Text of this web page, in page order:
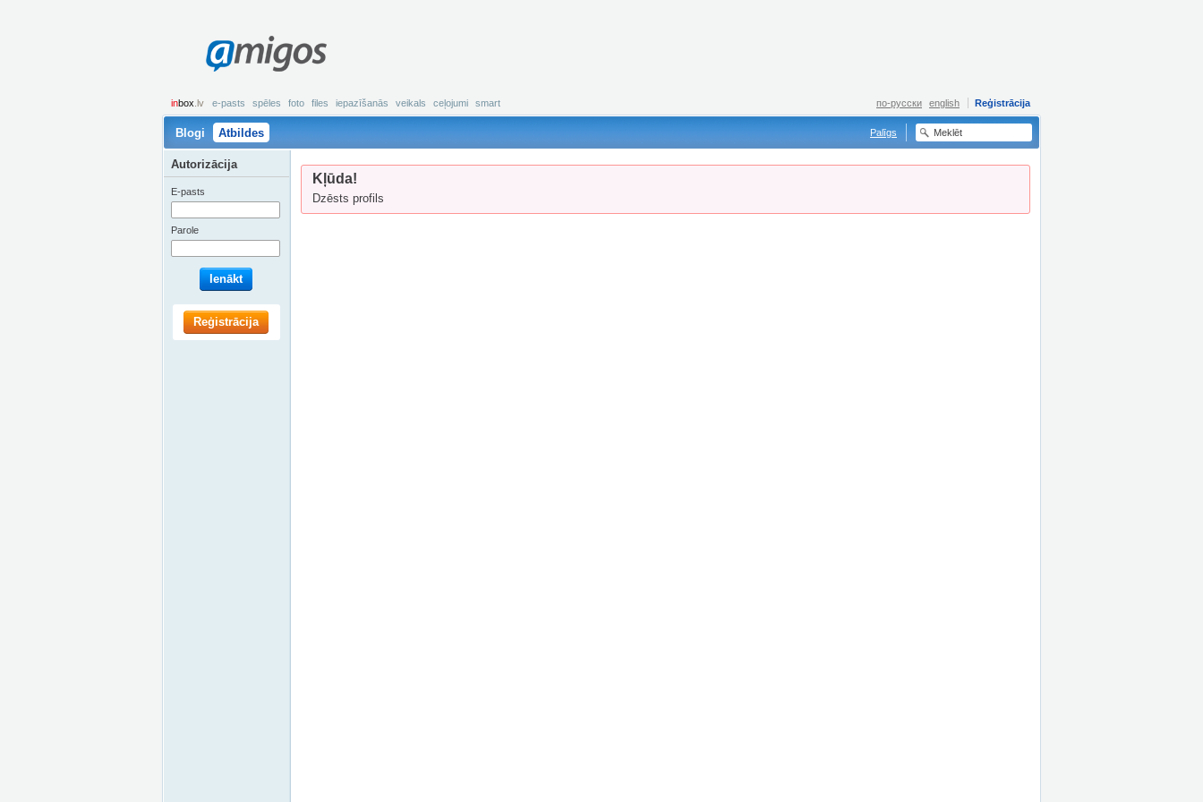
amigos
inbox .lv e-pasts spēles foto files iepazīšanās veikals ceļojumi smart Reģistrācija
по-русски english
Blogi Atbildes Palīgs
Kļūda!
Dzēsts profils
Autorizācija
E-pasts
Parole
Ienākt
Reģistrācija